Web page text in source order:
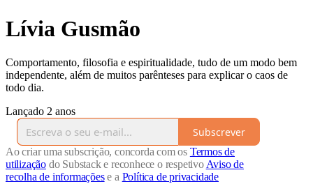
Lívia Gusmão
Comportamento, filosofia e espiritualidade, tudo de um modo bem
independente, além de muitos parênteses para explicar o caos de
todo dia.
Lançado 2 anos
Subscrever
Ao criar uma subscrição, concorda com os Termos de
utilização do Substack e reconhece o respetivoAviso de
recolha de informaçõese a Política de privacidade